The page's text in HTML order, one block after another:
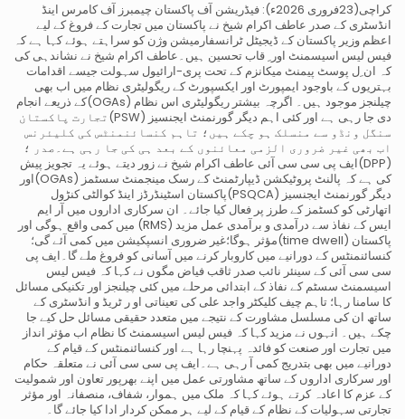
کراچی(23فروری 2026ء): فیڈریشن آف پاکستان چیمبرز آف کامرس اینڈ
انڈسٹری کے صدر عاطف اکرام شیخ نے پاکستان میں تجارت کے فروغ کے لیے
اعظم وزیر پاکستان کے ڈیجیٹل ٹرانسفارمیشن وژن کو سراہتے ہوئے کہا ہے کہ
فیس لیس اسیسمنٹ اور ِ قاب تحسین ہیں۔عاطف اکرام شیخ نے نشاندہی کی
کہ ان ِل پوسٹ پیمنٹ میکانزم کے تحت پری-ارائیول سہولت جیسے اقدامات
بہتریوں کے باوجود ایمپورٹ اور ایکسپورٹ کے ریگولیٹری نظام میں اب بھی
چیلنجز موجود ہیں۔ اگرچہ بیشتر ریگولیٹری اس نظام (OGAs)کے ذریعے انجام
دی جا رہی ہے اور کئی اہم دیگر گورنمنٹ ایجنسیز (PSW)تجارت پاکستان
سنگل ونڈو سے منسلک ہو چکے ہیں؛ تاہم کنسائنمنٹس کی کلیئرنس
اب بھی غیر ضروری الزمی معائنوں کے بعد ہی کی جا رہی ہے۔صدر ؛
(DPP)ایف پی سی سی آئی عاطف اکرام شیخ نے زور دیتے ہوئے یہ تجویز پیش
کی ہے کہ پالنٹ پروٹیکشن ڈیپارٹمنٹ کے رسک مینجمنٹ سسٹمز (OGAs)اور
دیگر گورنمنٹ ایجنسیز (PSQCA)پاکستان اسٹینڈرڈز اینڈ کوالٹی کنڑول
اتھارٹی کو کسٹمز کے طرز پر فعال کیا جائے۔ ان سرکاری اداروں میں آر ایم
ایس کے نفاذ سے درآمدی و برآمدی عمل مزید (RMS) میں کمی واقع ہوگی اور
پاکستان (time dwell)مؤثر ہوگا؛غیر ضروری انسپکیشن میں کمی آئے گی؛
کنسائنمنٹس کے دورانیے میں کاروبار کرنے میں آسانی کو فروغ ملے گا۔ایف پی
سی سی آئی کے سینئر نائب صدر ثاقب فیاض مگوں نے کہا کہ فیس لیس
اسیسمنٹ سسٹم کے نفاذ کے ابتدائی مرحلے میں کئی چیلنجز اور تکنیکی مسائل
کا سامنا رہا؛ تاہم چیف کلیکٹر واجد علی کی تعیناتی او ر ٹریڈ و انڈسٹری کے
ساتھ ان کی مسلسل مشاورت کے نتیجے میں متعدد حقیقی مسائل حل کیے جا
چکے ہیں۔ انہوں نے مزید کہا کہ فیس لیس اسیسمنٹ کا نظام اب مؤثر انداز
میں تجارت اور صنعت کو فائدہ پہنچا رہا ہے اور کنسائنمنٹس کے قیام کے
دورانیے میں بھی بتدریج کمی آ رہی ہے۔ایف پی سی سی آئی نے متعلقہ حکام
اور سرکاری اداروں کے ساتھ مشاورتی عمل میں اپنے بھرپور تعاون اور شمولیت
کے عزم کا اعادہ کرتے ہوئے کہا کہ ملک میں ہموار، شفاف، منصفانہ اور مؤثر
تجارتی سہولیات کے نظام کے قیام کے لیے ہر ممکن کردار ادا کیا جائے گا۔